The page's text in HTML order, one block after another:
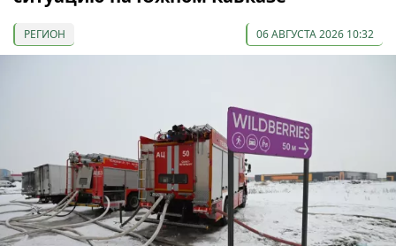
РЕГИОН 06 АВГУСТА 2026 10:32